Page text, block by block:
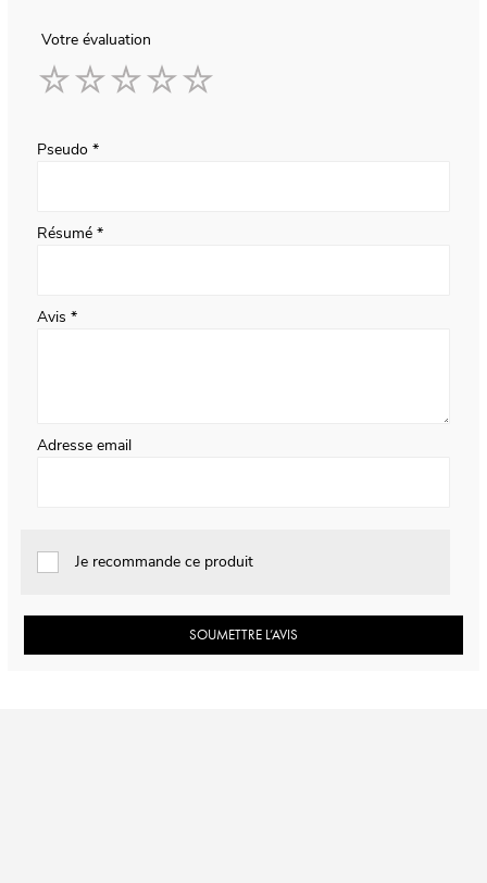
Votre évaluation
Pseudo
Résumé
Avis
Adresse email
Je recommande ce produit
SOUMETTRE L’AVIS